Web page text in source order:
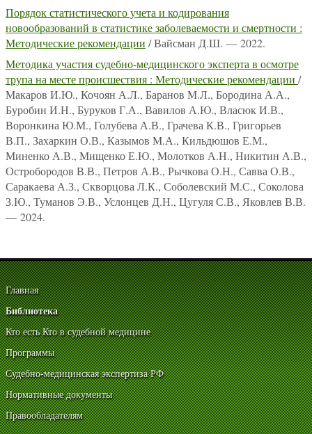
Порядок статистического учета и кодирования
новообразований в статистике заболеваемости и смертности :
Методические рекомендации / Вайсман Д.Ш. — 2022.
Методика участия судебно-медицинского эксперта в осмотре
трупа на месте происшествия : Методические рекомендации /
Макаров И.Ю., Кочоян А.Л., Баранов М.Л., Бородина А.А.,
Буробин И.Н., Буруков Г.А., Вавилов А.Ю., Власюк И.В.,
Воронкина Ю.М., Голубева А.В., Грачева К.В., Григорьев
В.П., Захаркин О.В., Казымов М.А., Кильдюшов Е.М.,
Миненко А.В., Мищенко Е.Ю., Молотков А.Н., Никитин А.В.,
Остробородов В.В., Петров А.В., Рычкова О.Н., Савва О.В.,
Саракаева А.З., Скворцова Л.К., Соболевский М.С., Соколова
З.Ю., Туманов Э.В., Услонцев Д.Н., Цугуля С.В., Яковлев В.В.
— 2024.
Главная
Библиотека
Кто есть Кто в судебной медицине
Программы
Судебно-медицинская экспертиза РФ
Нормативные документы
Правообладателям